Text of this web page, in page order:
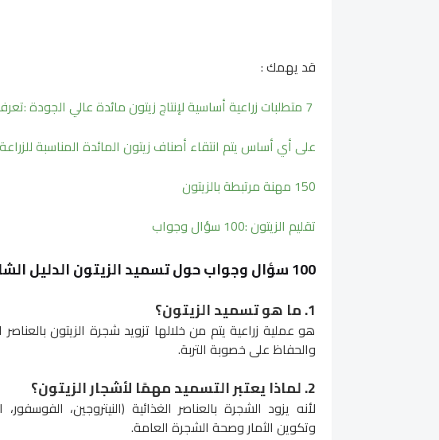
قد يهمك :
7 متطلبات زراعية أساسية لإنتاج زيتون مائدة عالي الجودة :تعرف عليها
على أي أساس يتم انتقاء أصناف زيتون المائدة المناسبة
150 مهنة مرتبطة بالزيتون
تقليم الزيتون :100 سؤال وجواب
100 سؤال وجواب
حول تسميد الزيتون الدليل
1. ما هو تسميد الزيتون؟
هو عملية زراعية يتم من خلالها تزويد شجرة الزيتون بالعناصر
والحفاظ على خصوبة التربة.
2. لماذا يعتبر التسميد مهمًا لأشجار الزيتون؟
لأنه يزود الشجرة بالعناصر الغذائية (النيتروجين،
وتكوين الثمار وصحة الشجرة العامة.